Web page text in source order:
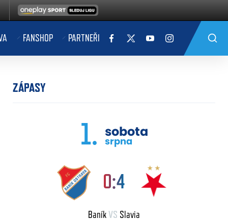
FANSHOP PARTNEŘI
ZÁPASY
1. sobota
srpna
0:4
BaníkVS Slavia